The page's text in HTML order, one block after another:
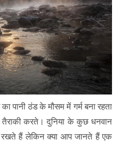
पानी ठंड के मौसम में गर्म बना रहता
तैराकी करते। दुनिया के कुछ धनवान
रखते हैं लेकिन क्या आप जानते हैं एक